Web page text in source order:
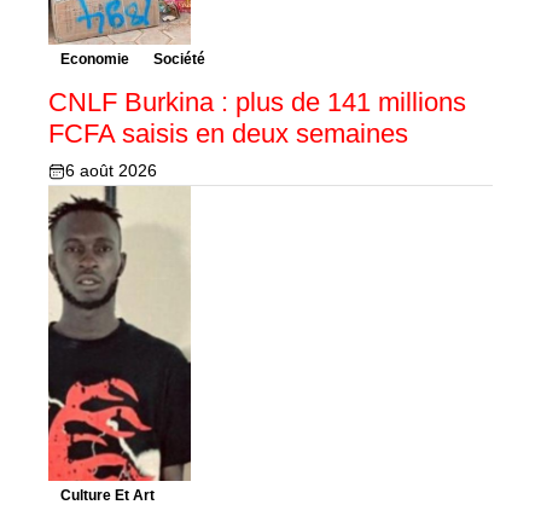
Economie Société
CNLF Burkina : plus de 141 millions
FCFA saisis en deux semaines
6 août 2026
Culture Et Art